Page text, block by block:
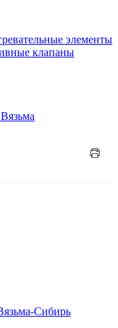
элементы
клапаны